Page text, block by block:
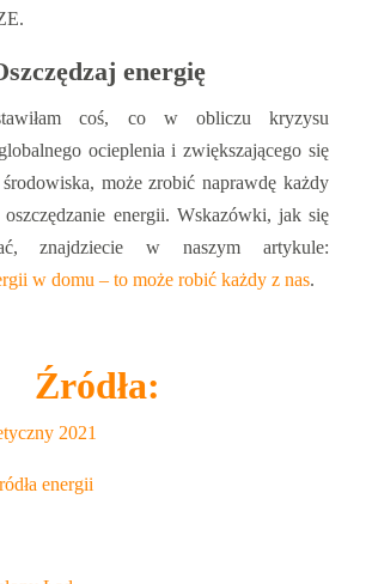
energię
coś, co w obliczu kryzysu
ocieplenia i zwiększającego się
środowiska, może zrobić naprawdę każdy
oszczędzanie energii. Wskazówki, jak się
znajdziecie w naszym artykule:
w domu ‒ to może robić każdy z nas.
Źródła:
2021
energii